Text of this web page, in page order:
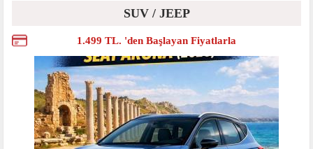
SUV / JEEP
1.499 TL. 'den Başlayan Fiyatlarla